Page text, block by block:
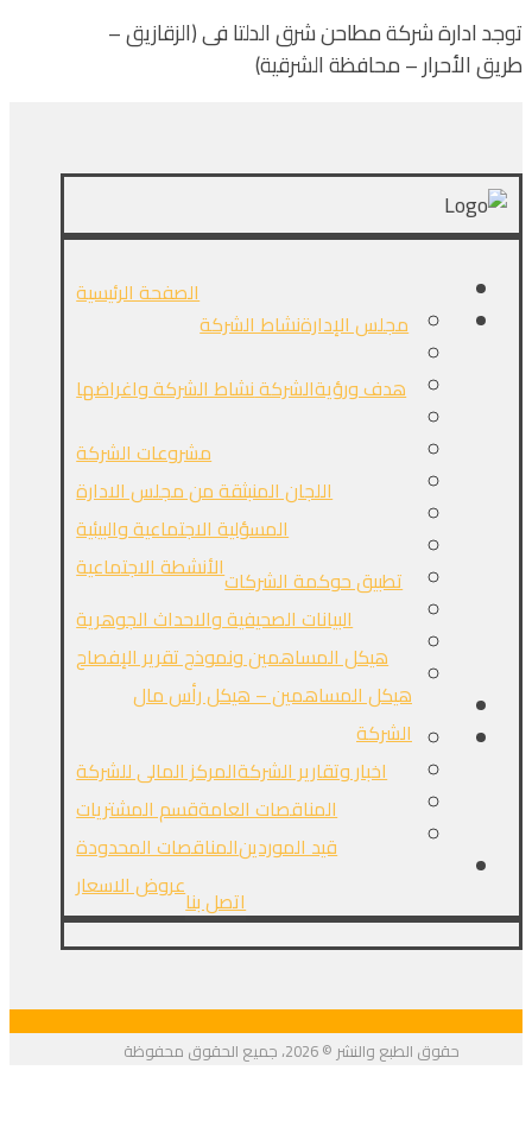
توجد ادارة شركة مطاحن شرق الدلتا فى (الزقازيق –
طريق الأحرار – محافظة الشرقية)
الصفحة الرئيسية
نشاط الشركةمجلس الإدارة
نشاط الشركة واغراضهاهدف ورؤيةالشركة
مشروعات الشركة
اللجان المنبثقة من مجلس الادارة
المسؤلية الاجتماعية والبيئية
الأنشطة الاجتماعيةتطبيق حوكمة الشركات
البيانات الصحيفية والاحداث الجوهرية
هيكل المساهمين ونموذج تقرير الإفصاح
هيكل المساهمين – هيكل رأس مال
الشركة
المركز المالى للشركةاخبار وتقارير الشركة
قسم المشترياتالمناقصات العامة
المناقصات المحدودةقيد الموردين
عروض الاسعاراتصل بنا
حقوق الطبع والنشر © 2026، جميع الحقوق محفوظة